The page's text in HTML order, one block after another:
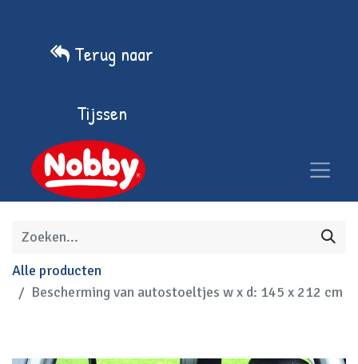
Terug naar
Tijssen
Alle producten
Bescherming van autostoeltjes w x d: 145 x 212 cm